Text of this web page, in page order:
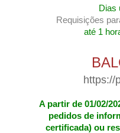
Dias
Requisições
até 1
https://
A partir de 01/02/
pedidos de
certificada) ou